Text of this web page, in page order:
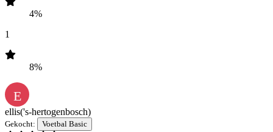
4%
1
8%
E
ellis('s-hertogenbosch)
Gekocht: Voetbal Basic